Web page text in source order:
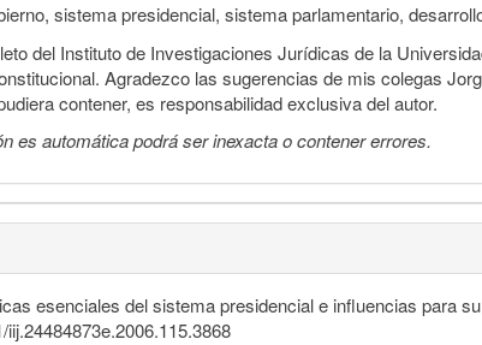
sistema presidencial, sistema parlamentario,
del Instituto de Investigaciones Jurídicas de la
Agradezco las sugerencias de mis colegas
contener, es responsabilidad exclusiva del autor.
es automática podrá ser inexacta o contener errores.
esenciales del sistema presidencial e influencias para